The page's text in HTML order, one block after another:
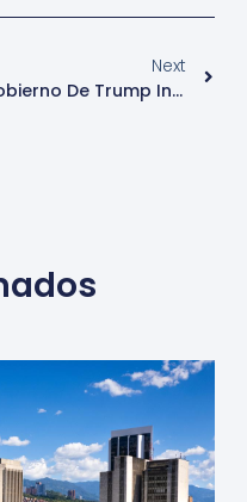
Next
Gobierno De Trump Incrementa Visas Para Trabajadores